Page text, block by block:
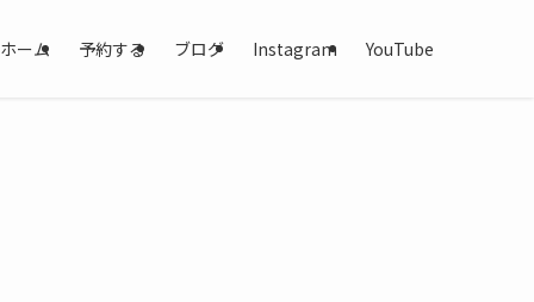
ホーム 予約する ブログ Instagram YouTube